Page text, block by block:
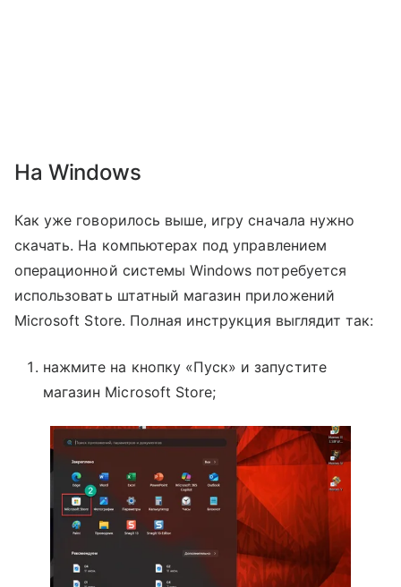
На Windows
Как уже говорилось выше, игру сначала нужно
скачать. На компьютерах под управлением
операционной системы Windows потребуется
использовать штатный магазин приложений
Microsoft Store. Полная инструкция выглядит так:
нажмите на кнопку «Пуск» и запустите
магазин Microsoft Store;